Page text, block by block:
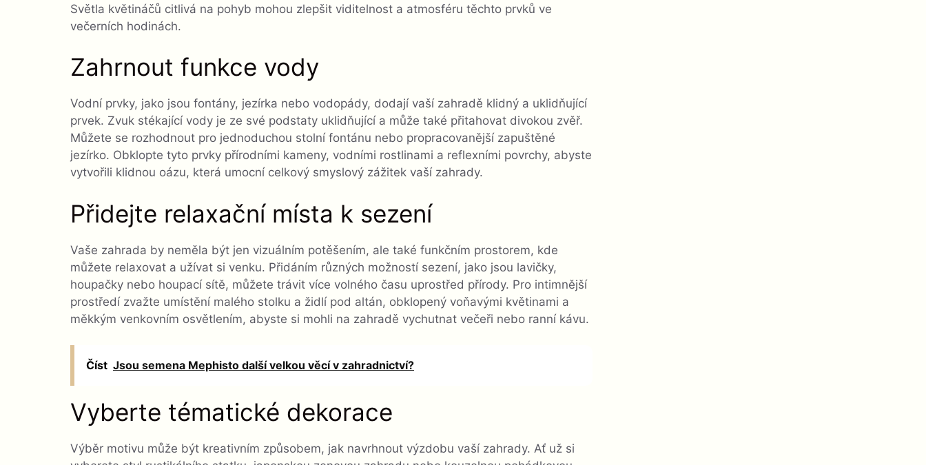
Světla květináčů citlivá na pohyb mohou zlepšit viditelnost a atmosféru těchto prvků ve
večerních hodinách.
Zahrnout funkce vody
Vodní prvky, jako jsou fontány, jezírka nebo vodopády, dodají vaší zahradě klidný a uklidňující
prvek. Zvuk stékající vody je ze své podstaty uklidňující a může také přitahovat divokou zvěř.
Můžete se rozhodnout pro jednoduchou stolní fontánu nebo propracovanější zapuštěné
jezírko. Obklopte tyto prvky přírodními kameny, vodními rostlinami a reflexními povrchy, abyste
vytvořili klidnou oázu, která umocní celkový smyslový zážitek vaší zahrady.
Přidejte relaxační místa k sezení
Vaše zahrada by neměla být jen vizuálním potěšením, ale také funkčním prostorem, kde
můžete relaxovat a užívat si venku. Přidáním různých možností sezení, jako jsou lavičky,
houpačky nebo houpací sítě, můžete trávit více volného času uprostřed přírody. Pro intimnější
prostředí zvažte umístění malého stolku a židlí pod altán, obklopený voňavými květinami a
měkkým venkovním osvětlením, abyste si mohli na zahradě vychutnat večeři nebo ranní kávu.
Číst Jsou semena Mephisto další velkou věcí v zahradnictví?
Vyberte tématické dekorace
Výběr motivu může být kreativním způsobem, jak navrhnout výzdobu vaší zahrady. Ať už si